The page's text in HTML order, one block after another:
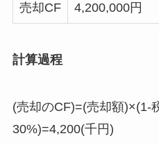
売却CF 4,200,000円
計算過程
(売却のCF)=(売却額)×(1-
30%)=4,200(千円)